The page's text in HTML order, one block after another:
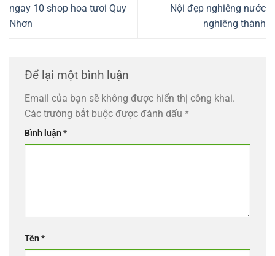
ngay 10 shop hoa tươi Quy
Nhơn
Nội đẹp nghiêng nước
nghiêng thành
Để lại một bình luận
Email của bạn sẽ không được hiển thị công khai.
Các trường bắt buộc được đánh dấu *
Bình luận*
Tên*